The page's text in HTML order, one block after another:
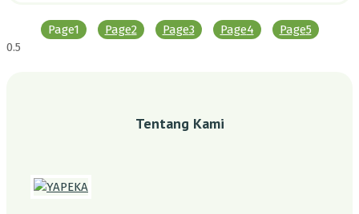
Page1 Page2 Page3 Page4 Page5
Tentang Kami